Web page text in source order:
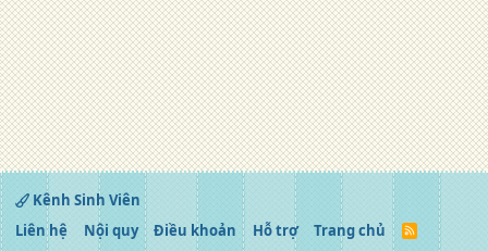
Kênh Sinh Viên
Liên hệ
Nội quy Điều khoản Hỗ trợ Trang chủ
R